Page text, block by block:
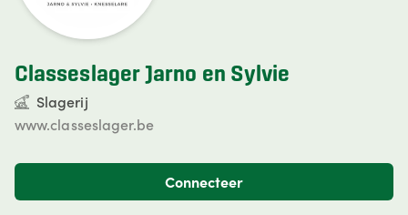
Classeslager Jarno en Sylvie
Slagerij
www.classeslager.be
Connecteer